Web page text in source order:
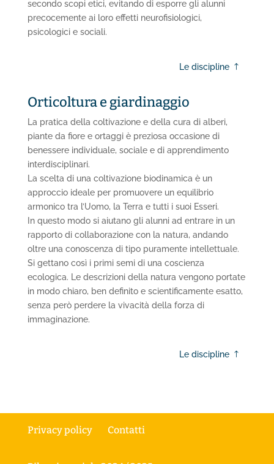
secondo scopi etici, evitando di esporre gli alunni
precocemente ai loro effetti neurofisiologici,
psicologici e sociali.
Le discipline
Orticoltura e giardinaggio
La pratica della coltivazione e della cura di alberi,
piante da fiore e ortaggi è preziosa occasione di
benessere individuale, sociale e di apprendimento
interdisciplinari.
La scelta di una coltivazione biodinamica è un
approccio ideale per promuovere un equilibrio
armonico tra l’Uomo, la Terra e tutti i suoi Esseri.
In questo modo si aiutano gli alunni ad entrare in un
rapporto di collaborazione con la natura, andando
oltre una conoscenza di tipo puramente intellettuale.
Si gettano così i primi semi di una coscienza
ecologica. Le descrizioni della natura vengono portate
in modo chiaro, ben definito e scientificamente esatto,
senza però perdere la vivacità della forza di
immaginazione.
Le discipline
Privacy policy Contatti